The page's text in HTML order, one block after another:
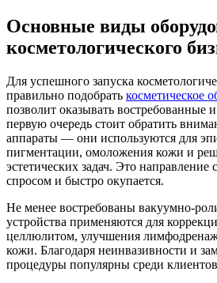
Основные виды
косметологического
Для успешного запуска
правильно подобрать косметическое
позволит оказывать востребованные
первую очередь стоит обратить
аппараты — они используются для
пигментации, омоложения кожи и
эстетических задач. Это направление
спросом и быстро окупается.
Не менее востребованы вакуумно-
устройства применяются для
целлюлитом, улучшения
кожи. Благодаря неинвазивности и
процедуры популярны среди клиентов